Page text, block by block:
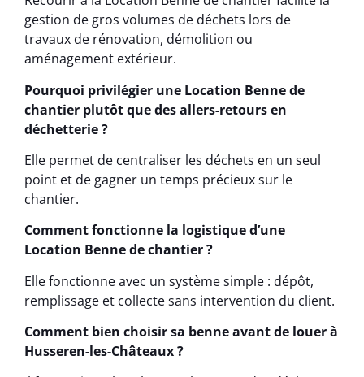
gestion de gros volumes de déchets lors de
travaux de rénovation, démolition ou
aménagement extérieur.
Pourquoi privilégier une Location Benne de
chantier plutôt que des allers-retours en
déchetterie ?
Elle permet de centraliser les déchets en un seul
point et de gagner un temps précieux sur le
chantier.
Comment fonctionne la logistique d’une
Location Benne de chantier ?
Elle fonctionne avec un système simple : dépôt,
remplissage et collecte sans intervention du client.
Comment bien choisir sa benne avant de louer à
Husseren-les-Châteaux ?